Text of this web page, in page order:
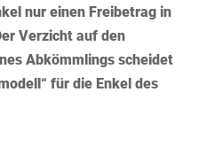
nur einen Freibetrag in
Verzicht auf den
Abkömmlings scheidet
für die Enkel des